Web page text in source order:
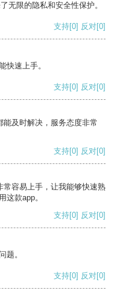
无限的隐私和安全性保护。
支持[0] 反对[0]
快速上手。
支持[0] 反对[0]
及时解决，服务态度非常
支持[0] 反对[0]
常容易上手，让我能够快速熟
这款app。
支持[0] 反对[0]
题。
支持[0] 反对[0]